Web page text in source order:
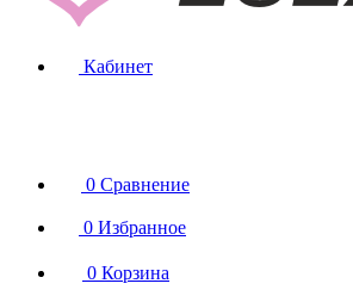
Кабинет
0 Сравнение
0 Избранное
0 Корзина